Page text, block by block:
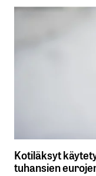
Kotiläksyt
tuhansien